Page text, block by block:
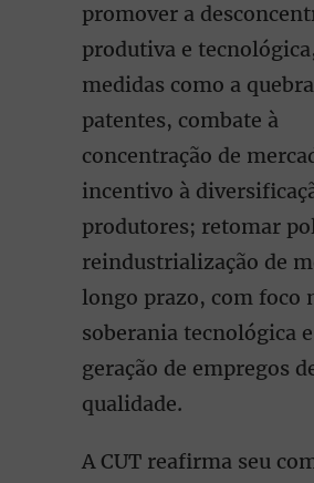
promover a
produtiva e
medidas como a
patentes, combate à
concentração de
incentivo à
produtores; retomar
reindustrialização de
longo prazo, com foco
soberania tecnológica
geração de empregos
qualidade.
A CUT reafirma seu